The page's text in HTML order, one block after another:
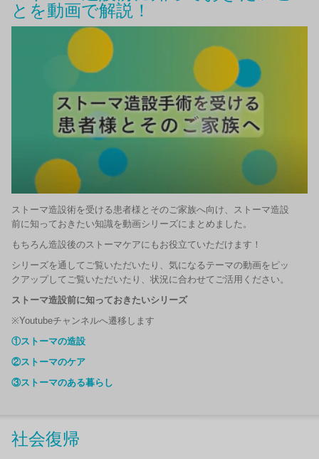
とを動画で解説！
ストーマ造設術を受ける患者様とそのご家族へ向け、ストーマ造設
前に知っておきたい知識を動画シリーズにまとめました。
もちろん造設後のストーマケアにもお役立ていただけます！
シリーズを通してご覧いただいたり、気になるテーマの動画をピッ
クアップしてご覧いただいたり、状況に合わせてご活用ください。
ストーマ造設前に知っておきたいシリーズ
※Youtubeチャンネルへ遷移します
①ストーマの造設
②ストーマのケア
③ストーマのある暮らし
社会復帰